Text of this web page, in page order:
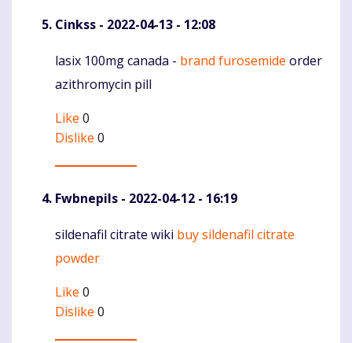
Cinkss - 2022-04-13 - 12:08
Komentaras
lasix 100mg canada - brand furosemide order
azithromycin pill
Like 0
Dislike 0
Fwbnepils - 2022-04-12 - 16:19
Komentaras
sildenafil citrate wiki buy sildenafil citrate
powder
Like 0
Dislike 0